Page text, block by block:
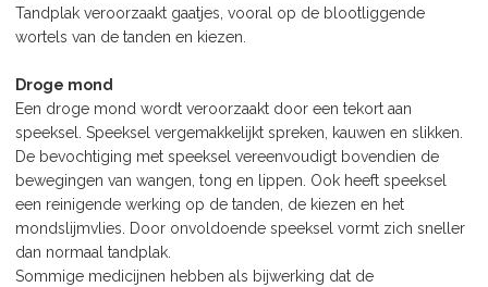
Tandplak veroorzaakt gaatjes, vooral op de blootliggende
wortels van de tanden en kiezen.
Droge mond
Een droge mond wordt veroorzaakt door een tekort aan
speeksel. Speeksel vergemakkelijkt spreken, kauwen en slikken.
De bevochtiging met speeksel vereenvoudigt bovendien de
bewegingen van wangen, tong en lippen. Ook heeft speeksel
een reinigende werking op de tanden, de kiezen en het
mondslijmvlies. Door onvoldoende speeksel vormt zich sneller
dan normaal tandplak.
Sommige medicijnen hebben als bijwerking dat de